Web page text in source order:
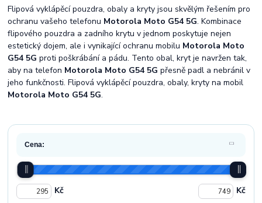
Flipová vyklápěcí pouzdra, obaly a kryty jsou skvělým řešením pro
ochranu vašeho telefonu Motorola Moto G54 5G. Kombinace
flipového pouzdra a zadního krytu v jednom poskytuje nejen
estetický dojem, ale i vynikající ochranu mobilu Motorola Moto
G54 5Gproti poškrábání a pádu. Tento obal, kryt je navržen tak,
aby na telefon Motorola Moto G54 5G přesně padl a nebránil v
jeho funkčnosti. Flipová vyklápěcí pouzdra, obaly, kryty na mobil
Motorola Moto G54 5G.
Cena:
Kč Kč